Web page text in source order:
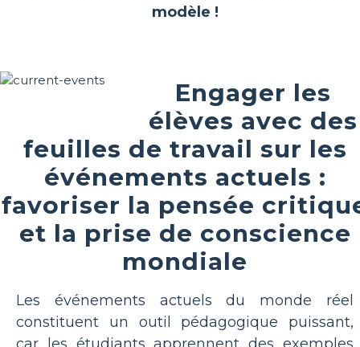
modèle !
Engager les
élèves avec des
feuilles de travail sur les
événements actuels :
favoriser la pensée
et la prise de conscience
mondiale
Les événements actuels du monde réel
constituent un outil pédagogique puissant,